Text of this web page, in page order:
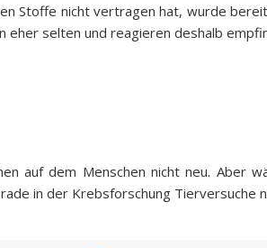
Stoffe nicht vertragen hat, wurde
eher selten und reagieren deshalb
auf dem Menschen nicht neu. Aber
in der Krebsforschung Tierversuche